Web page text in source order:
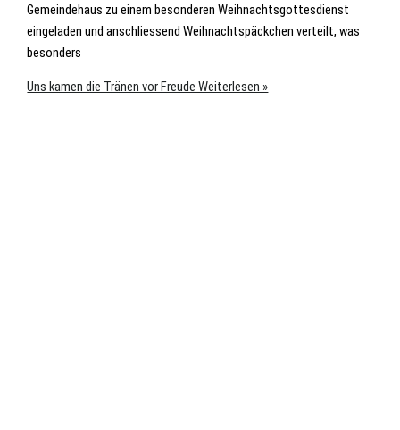
Gemeindehaus zu einem besonderen Weihnachtsgottesdienst
eingeladen und anschliessend Weihnachtspäckchen verteilt, was
besonders
Uns kamen die Tränen vor Freude Weiterlesen »